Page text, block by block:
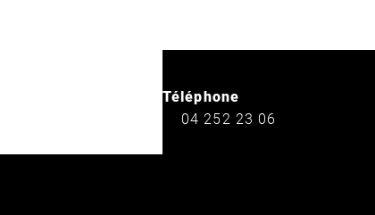
Téléphone
04 252 23 06